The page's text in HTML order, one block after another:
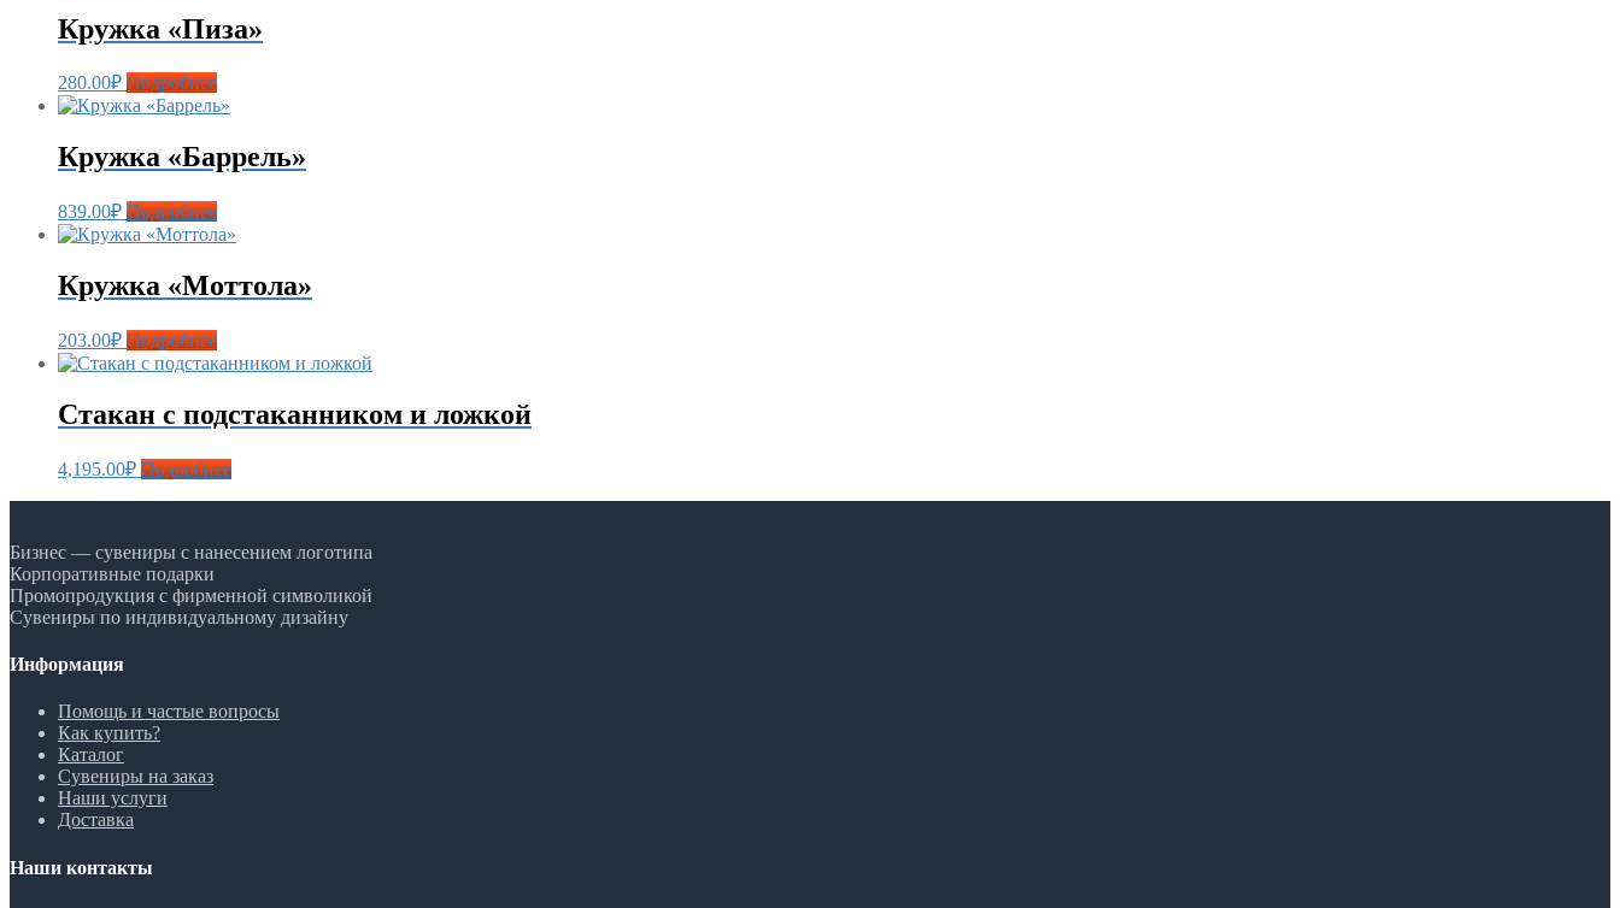
Кружка «Пиза»
280.00₽ Подробнее
Кружка «Баррель»
839.00₽ Подробнее
Кружка «Моттола»
203.00₽ Подробнее
Стакан с подстаканником и ложкой
4,195.00₽ Подробнее
Бизнес — сувениры с нанесением логотипа
Корпоративные подарки
Промопродукция с фирменной символикой
Сувениры по индивидуальному дизайну
Информация
Помощь и частые вопросы
Как купить?
Каталог
Сувениры на заказ
Наши услуги
Доставка
Наши контакты